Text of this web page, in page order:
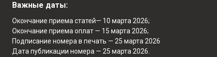
Важные даты:
Окончание приема статей— 10 марта 2026;
Окончание приема оплат — 15 марта 2026;
Подписание номера в печать — 25 марта 2026
Дата публикации номера — 25 марта 2026.